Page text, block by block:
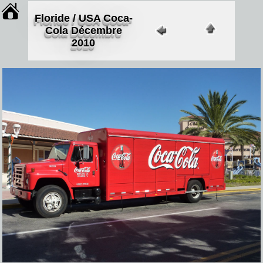
Floride / USA Coca-
Cola Décembre
2010